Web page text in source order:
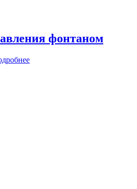
фонтаном